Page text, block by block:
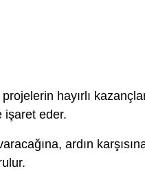
hayırlı
işaret eder.
ardın